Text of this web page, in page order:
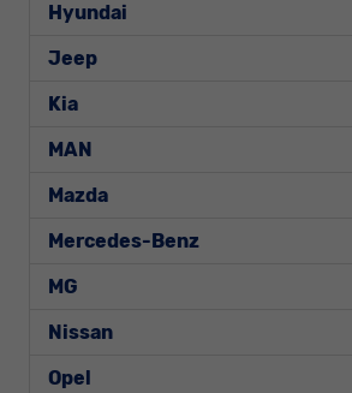
Hyundai
Jeep
Kia
MAN
Mazda
Mercedes-Benz
MG
Nissan
Opel